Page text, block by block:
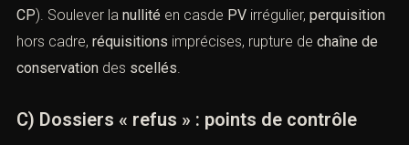
CP). Soulever la nullité en casde PV irrégulier, perquisition
hors cadre, réquisitions imprécises, rupture de chaîne de
conservation des scellés.
C) Dossiers « refus » : points de contrôle